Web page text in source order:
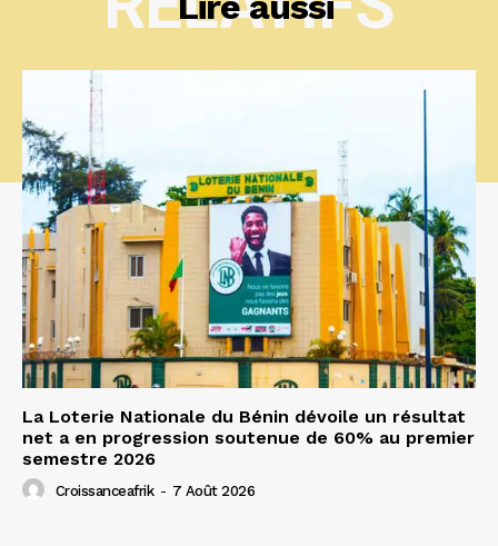
La Loterie Nationale du Bénin dévoile un résultat
net a en progression soutenue de 60% au premier
semestre 2026
Croissanceafrik - 7 Août 2026